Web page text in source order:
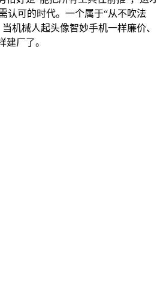
认可的时代。一个属于“从不吹法
机械人起头像智妙手机一样廉价、
厂了。